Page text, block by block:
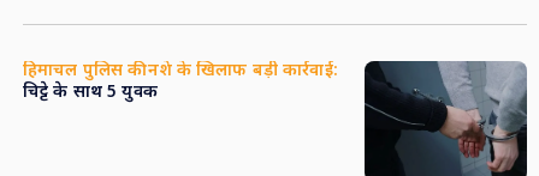
हिमाचल पुलिस की नशे के खिलाफ बड़ी कार्रवाई:
चिट्टे के साथ 5 युवक